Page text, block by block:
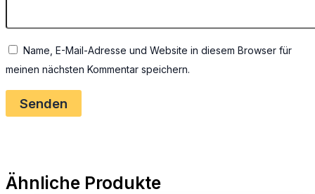
Name, E-Mail-Adresse und Website in diesem Browser für
meinen nächsten Kommentar speichern.
Ähnliche Produkte